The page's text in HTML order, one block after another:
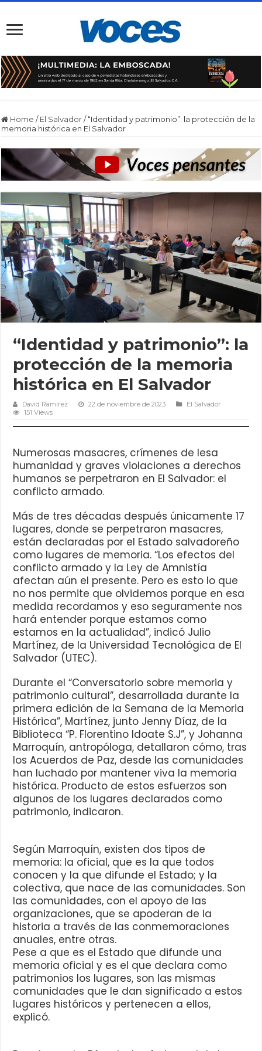
Home / El Salvador /“Identidad y patrimonio”: la protección de la
memoria histórica en El Salvador
“Identidad y patrimonio”: la
protección de la memoria
histórica en El Salvador
David Ramírez 22 de noviembre de 2023
El Salvador
151 Views
Numerosas masacres, crímenes de lesa
humanidad y graves violaciones a derechos
humanos se perpetraron en El Salvador: el
conflicto armado.
Más de tres décadas después únicamente 17
lugares, donde se perpetraron masacres,
están declaradas por el Estado salvadoreño
como lugares de memoria. “Los efectos del
conflicto armado y la Ley de Amnistía
afectan aún el presente. Pero es esto lo que
no nos permite que olvidemos porque en esa
medida recordamos y eso seguramente nos
hará entender porque estamos como
estamos en la actualidad”, indicó Julio
Martínez, de la Universidad Tecnológica de El
Salvador (UTEC).
Durante el “Conversatorio sobre memoria y
patrimonio cultural”, desarrollada durante la
primera edición de la Semana de la Memoria
Histórica”, Martínez, junto Jenny Díaz, de la
Biblioteca “P. Florentino Idoate S.J”, y Johanna
Marroquín, antropóloga, detallaron cómo, tras
los Acuerdos de Paz, desde las comunidades
han luchado por mantener viva la memoria
histórica. Producto de estos esfuerzos son
algunos de los lugares declarados como
patrimonio, indicaron.
Según Marroquín, existen dos tipos de
memoria: la oficial, que es la que todos
conocen y la que difunde el Estado; y la
colectiva, que nace de las comunidades. Son
las comunidades, con el apoyo de las
organizaciones, que se apoderan de la
historia a través de las conmemoraciones
anuales, entre otras.
Pese a que es el Estado que difunde una
memoria oficial y es el que declara como
patrimonios los lugares, son las mismas
comunidades que le dan significado a estos
lugares históricos y pertenecen a ellos,
explicó.